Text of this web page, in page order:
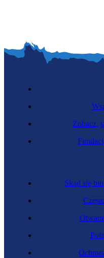
Zawód regulowany
Skąd się
Zobacz,